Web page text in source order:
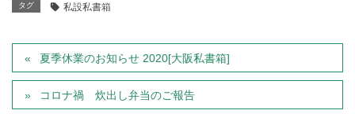
タグ 私設私書箱
夏季休業のお知らせ 2020[大阪私書箱]
コロナ禍 炊出し弁当のご報告